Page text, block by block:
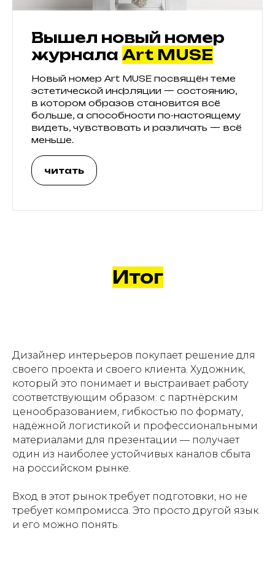
Вышел новый номер
журнала Art MUSE
Новый номер Art MUSE посвящён теме
эстетической инфляции — состоянию,
в котором образов становится всё
больше, а способности по-настоящему
видеть, чувствовать и различать — всё
меньше.
читать
Итог
Дизайнер интерьеров покупает решение для
своего проекта и своего клиента. Художник,
который это понимает и выстраивает работу
соответствующим образом: с партнёрским
ценообразованием, гибкостью по формату,
надёжной логистикой и профессиональными
материалами для презентации — получает
один из наиболее устойчивых каналов сбыта
на российском рынке.
Вход в этот рынок требует подготовки, но не
требует компромисса. Это просто другой язык
и его можно понять.